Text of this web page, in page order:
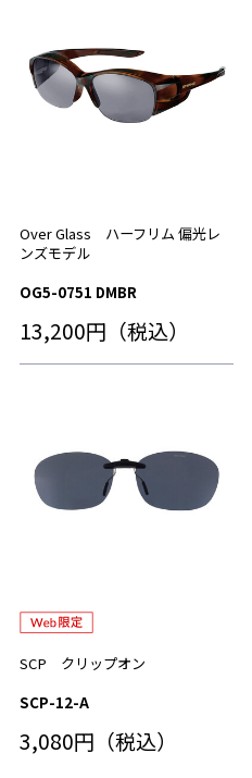
Over Glass ハーフリム 偏光レ
ンズモデル
OG5-0751 DMBR
13,200円（税込）
SCP クリップオン
SCP-12-A
3,080円（税込）